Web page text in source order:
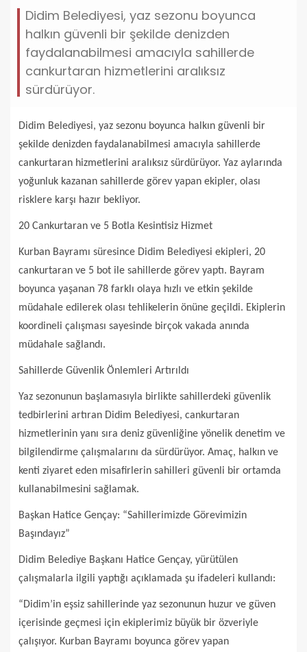
Didim Belediyesi, yaz sezonu boyunca
halkın güvenli bir şekilde denizden
faydalanabilmesi amacıyla sahillerde
cankurtaran hizmetlerini aralıksız
sürdürüyor.
Didim Belediyesi, yaz sezonu boyunca halkın güvenli bir
şekilde denizden faydalanabilmesi amacıyla sahillerde
cankurtaran hizmetlerini aralıksız sürdürüyor. Yaz aylarında
yoğunluk kazanan sahillerde görev yapan ekipler, olası
risklere karşı hazır bekliyor.
20 Cankurtaran ve 5 Botla Kesintisiz Hizmet
Kurban Bayramı süresince Didim Belediyesi ekipleri, 20
cankurtaran ve 5 bot ile sahillerde görev yaptı. Bayram
boyunca yaşanan 78 farklı olaya hızlı ve etkin şekilde
müdahale edilerek olası tehlikelerin önüne geçildi. Ekiplerin
koordineli çalışması sayesinde birçok vakada anında
müdahale sağlandı.
Sahillerde Güvenlik Önlemleri Artırıldı
Yaz sezonunun başlamasıyla birlikte sahillerdeki güvenlik
tedbirlerini artıran Didim Belediyesi, cankurtaran
hizmetlerinin yanı sıra deniz güvenliğine yönelik denetim ve
bilgilendirme çalışmalarını da sürdürüyor. Amaç, halkın ve
kenti ziyaret eden misafirlerin sahilleri güvenli bir ortamda
kullanabilmesini sağlamak.
Başkan Hatice Gençay: “Sahillerimizde Görevimizin
Başındayız”
Didim Belediye Başkanı Hatice Gençay, yürütülen
çalışmalarla ilgili yaptığı açıklamada şu ifadeleri kullandı:
“Didim’in eşsiz sahillerinde yaz sezonunun huzur ve güven
içerisinde geçmesi için ekiplerimiz büyük bir özveriyle
çalışıyor. Kurban Bayramı boyunca görev yapan